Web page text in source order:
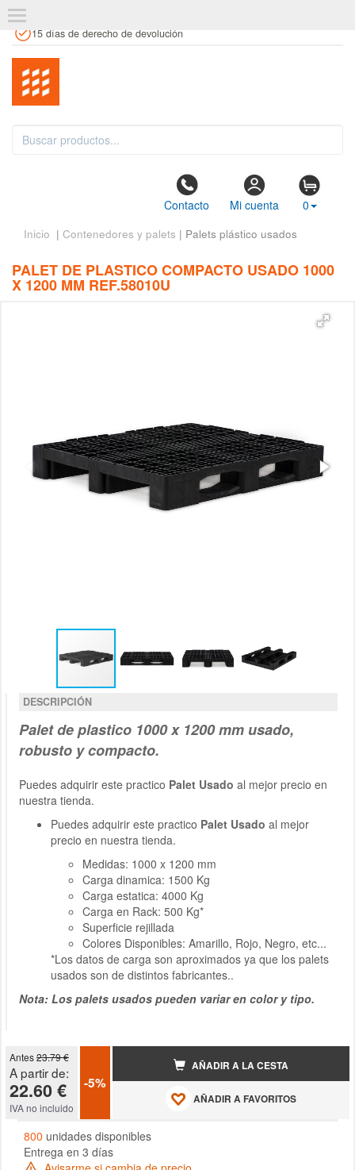
15 días de derecho de devolución
Contacto Mi cuenta 0
Inicio | Contenedores y palets | Palets plástico usados
PALET DE PLASTICO COMPACTO USADO 1000
X 1200 MM REF.58010U
DESCRIPCIÓN
Palet de plastico 1000 x 1200 mm usado,
robusto y compacto.
Puedes adquirir este practico Palet Usado al mejor precio en
nuestra tienda.
Puedes adquirir este practico Palet Usado al mejor
precio en nuestra tienda.
Medidas: 1000 x 1200 mm
Carga dinamica: 1500 Kg
Carga estatica: 4000 Kg
Carga en Rack: 500 Kg*
Superficie rejillada
Colores Disponibles: Amarillo, Rojo, Negro, etc...
*Los datos de carga son aproximados ya que los palets
usados son de distintos fabricantes..
Nota: Los palets usados pueden variar en color y tipo.
Antes23.79 €
A partir de:
22.60 €
IVA no incluido
-5%
AÑADIR A LA CESTA
AÑADIR A FAVORITOS
800 unidades disponibles
Entrega en 3 días